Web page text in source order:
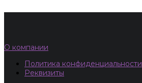
О компании
Политика конфиденциальности
Реквизиты